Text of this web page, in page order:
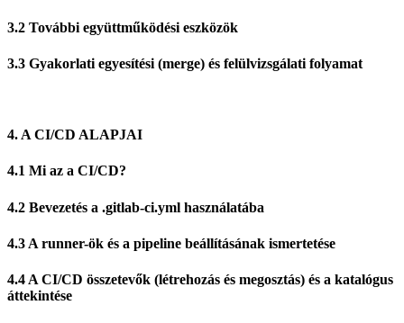
3.2 További együttműködési eszközök
3.3 Gyakorlati egyesítési (merge) és felülvizsgálati folyamat
4. A CI/CD ALAPJAI
4.1 Mi az a CI/CD?
4.2 Bevezetés a .gitlab-ci.yml használatába
4.3 A runner-ök és a pipeline beállításának ismertetése
4.4 A CI/CD összetevők (létrehozás és megosztás) és a katalógus
áttekintése